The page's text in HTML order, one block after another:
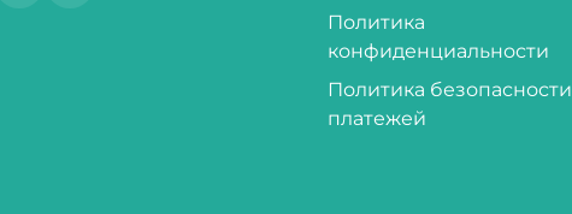
Политика
конфиденциальности
Политика безопасности
платежей